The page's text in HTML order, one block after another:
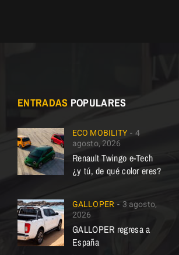
ENTRADAS POPULARES
ECO MOBILITY
4
agosto, 2026
Renault Twingo e-Tech
¿y tú, de qué color eres?
GALLOPER
3 agosto,
2026
GALLOPER regresa a
España